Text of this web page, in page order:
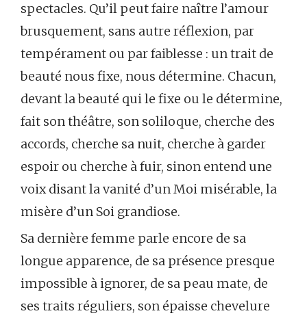
spectacles. Qu’il peut faire naître l’amour
brusquement, sans autre réflexion, par
tempérament ou par faiblesse : un trait de
beauté nous fixe, nous détermine. Chacun,
devant la beauté qui le fixe ou le détermine,
fait son théâtre, son soliloque, cherche des
accords, cherche sa nuit, cherche à garder
espoir ou cherche à fuir, sinon entend une
voix disant la vanité d’un Moi misérable, la
misère d’un Soi grandiose.
Sa dernière femme parle encore de sa
longue apparence, de sa présence presque
impossible à ignorer, de sa peau mate, de
ses traits réguliers, son épaisse chevelure